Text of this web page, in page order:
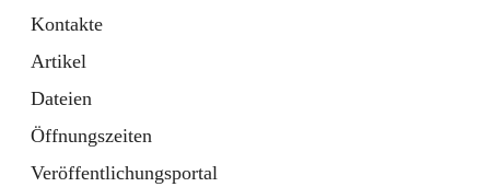
Kontakte
Artikel
Dateien
Öffnungszeiten
Veröffentlichungsportal
Artikel
in
neuem
Tab